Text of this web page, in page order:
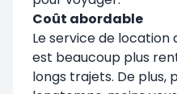
Coût abordable
Le service de location
est beaucoup plus
longs trajets. De plus,